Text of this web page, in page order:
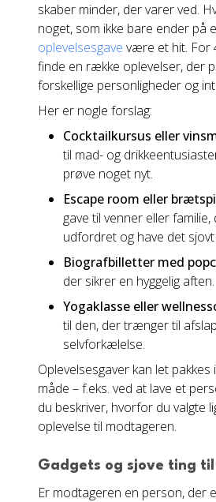
skaber minder, der varer ved.
noget, som ikke bare ender på
oplevelsesgave være et hit. For
finde en række oplevelser, der
forskellige personligheder og
Her er nogle forslag:
Cocktailkursus eller
til mad- og
prøve noget nyt.
Escape room eller
gave til venner eller
udfordret og have det
Biografbilletter med
der sikrer en hyggelig aften.
Yogaklasse eller
til den, der trænger til
selvforkælelse.
Oplevelsesgaver kan let
måde – f.eks. ved at lave et
du beskriver, hvorfor du valgte
oplevelse til modtageren.
Gadgets og sjove ting
Er modtageren en person, der